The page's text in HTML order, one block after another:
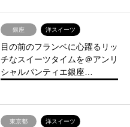
銀座 洋スイーツ
目の前のフランベに心躍るリッ
チなスイーツタイムを＠アンリ
シャルパンティエ銀座…
東京都 洋スイーツ